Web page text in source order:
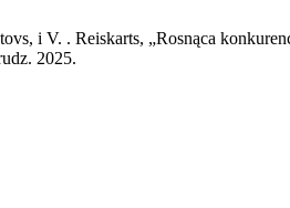
i V. . Reiskarts, „Rosnąca
2025.